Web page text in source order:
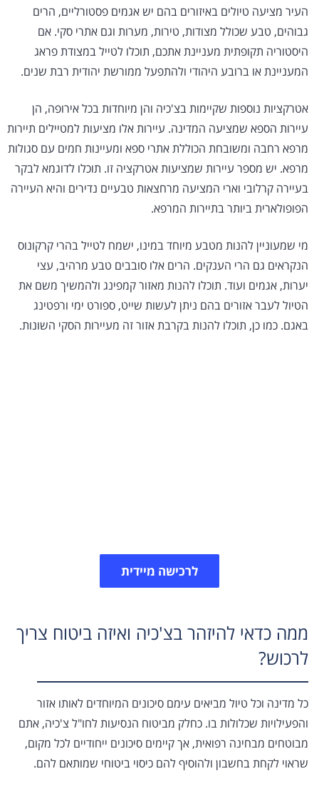
העיר מציעה טיולים באיזורים בהם יש אגמים פסטורליים, הרים
גבוהים, טבע שכולל מצודות, טירות, מערות וגם אתרי סקי. אם
היסטוריה תקופתית מעניינת אתכם, תוכלו לטייל במצודת פראג
המעניינת או ברובע היהודי ולהתפעל ממורשת יהודית רבת שנים.
אטרקציות נוספות שקיימות בצ'כיה והן מיוחדות בכל אירופה, הן
עיירות הספא שמציעה המדינה. עיירות אלו מציעות למטיילים תיירות
מרפא רחבה ומשובחת הכוללת אתרי ספא ומעיינות חמים עם סגולות
מרפא. יש מספר עיירות שמציעות אטרקציה זו. תוכלו לדוגמא לבקר
בעיירה קרלובי וארי המציעה מרחצאות טבעיים נדירים והיא העיירה
הפופולארית ביותר בתיירות המרפא.
מי שמעוניין להנות מטבע מיוחד במינו, ישמח לטייל בהרי קרקונוס
הנקראים גם הרי הענקים. הרים אלו סובבים טבע מרהיב, עצי
יערות, אגמים ועוד. תוכלו להנות מאזור קמפינג ולהמשיך משם את
הטיול לעבר אזורים בהם ניתן לעשות שייט, ספורט ימי ורפטינג
באגם. כמו כן, תוכלו להנות בקרבת אזור זה מעיירות הסקי השונות.
לרכישה מיידית
ממה כדאי להיזהר בצ'כיה ואיזה ביטוח צריך
לרכוש?
כל מדינה וכל טיול מביאים עימם סיכונים המיוחדים לאותו אזור
והפעילויות שכלולות בו. כחלק מביטוח הנסיעות לחו"ל צ'כיה, אתם
מבוטחים מבחינה רפואית, אך קיימים סיכונים ייחודיים לכל מקום,
שראוי לקחת בחשבון ולהוסיף להם כיסוי ביטוחי שמותאם להם.